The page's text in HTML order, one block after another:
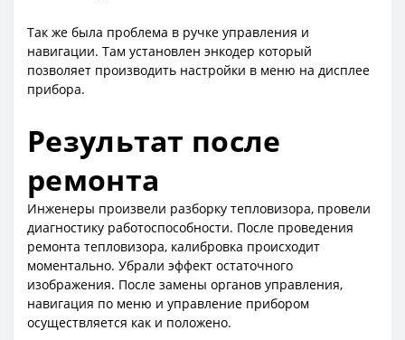
Так же была проблема в ручке управления и
навигации. Там установлен энкодер который
позволяет производить настройки в меню на дисплее
прибора.
Результат после
ремонта
Инженеры произвели разборку тепловизора, провели
диагностику работоспособности. После проведения
ремонта тепловизора, калибровка происходит
моментально. Убрали эффект остаточного
изображения. После замены органов управления,
навигация по меню и управление прибором
осуществляется как и положено.